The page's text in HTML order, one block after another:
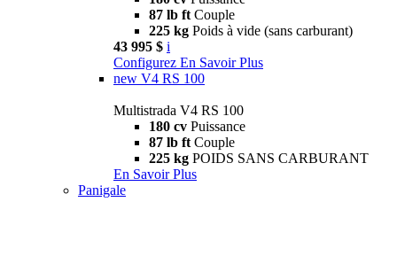
87 lb ft Couple
225 kg Poids à vide (sans carburant)
43 995 $ i
Configurez En Savoir Plus
new V4 RS 100
Multistrada V4 RS 100
180 cv Puissance
87 lb ft Couple
225 kg POIDS SANS CARBURANT
En Savoir Plus
Panigale